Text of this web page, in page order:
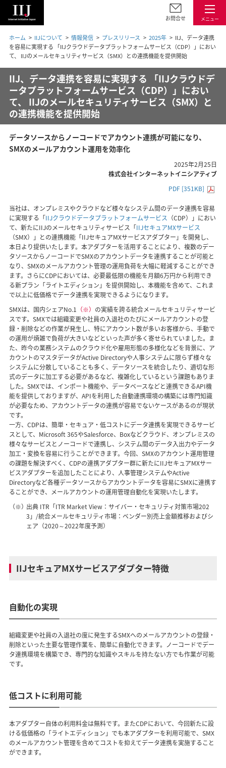
メニュー
お問合せ
ホーム IIJについて 情報発信 プレスリリース 2025年
IIJ、データ連携
を容易に実現する 「IIJクラウドデータプラットフォームサービス（CDP）」におい
て、 IIJのメールセキュリティサービス（SMX）との連携機能を提供開始
IIJ、データ連携を容易に実現する 「IIJクラウドデ
ータプラットフォームサービス（CDP）」におい
て、 IIJのメールセキュリティサービス（SMX）と
の連携機能を提供開始
データソースからノーコードでアカウント連携が可能になり、
SMXのメールアカウント運用を効率化
2025年2月25日
株式会社インターネットイニシアティブ
PDF [351KB]
当社は、オンプレミスやクラウドなど様々なシステム間のデータ連携を容易
に実現する「IIJクラウドデータプラットフォームサービス （CDP）」におい
て、新たにIIJのメールセキュリティサービス「IIJセキュアMXサービス
（SMX）」との連携機能「IIJセキュアMXサービスアダプター」を開発し、
本日より提供いたします。本アダプターを活用することにより、複数のデー
タソースからノーコードでSMXのアカウントデータを連携することが可能と
なり、SMXのメールアカウント管理の運用負荷を大幅に軽減することができ
ます。さらにCDPにおいては、必要最低限の機能を月額6万円から利用でき
る新プラン「ライトエディション」を提供開始し、本機能を含めて、これま
で以上に低価格でデータ連携を実現できるようになります。
SMXは、国内シェアNo.1 （※） の実績を誇る統合メールセキュリティサービ
スです。SMXでは組織変更や社員の入退社のたびにメールアカウントの登
録・削除などの作業が発生し、特にアカウント数が多いお客様から、手動で
の運用が煩雑で負荷が大きいなどといった声が多く寄せられていました。ま
た、昨今の業務システムのクラウド化や雇用形態の多様化などを背景に、ア
カウントのマスタデータがActive Directoryや人事システムに限らず様々な
システムに分散していることも多く、データソースを統合したり、適切な形
式のデータに加工する必要があるなど、複雑化しているという課題もありま
した。SMXでは、インポート機能や、データベースなどと連携できるAPI機
能を提供しておりますが、APIを利用した自動連携環境の構築には専門知識
が必要なため、アカウントデータの連携が容易でないケースがあるのが現状
です。
一方、CDPは、簡単・セキュア・低コストにデータ連携を実現できるサービ
スとして、Microsoft 365やSalesforce、Boxなどクラウド、オンプレミスの
様々なサービスとノーコードで連携し、システム間のデータ入出力やデータ
加工・変換を容易に行うことができます。今回、SMXのアカウント運用管理
の課題を解決すべく、CDPの連携アダプター群に新たにIIJセキュアMXサー
ビスアダプターを追加したことにより、人事管理システムやActive
Directoryなど各種データソースからアカウントデータを容易にSMXに連携す
ることができ、メールアカウントの運用管理自動化を実現いたします。
（※）出典 ITR「ITR Market View：サイバー・セキュリティ対策市場202
3」/統合メールセキュリティ市場：ベンダー別売上金額推移およびシ
ェア（2020～2022年度予測）
IIJセキュアMXサービスアダプター特徴
自動化の実現
組織変更や社員の入退社の度に発生するSMXへのメールアカウントの登録・
削除といった主要な管理作業を、簡単に自動化できます。ノーコードでデー
タ連携環境を構築でき、専門的な知識やスキルを持たない方でも作業が可能
です。
低コストに利用可能
本アダプター自体の利用料金は無料です。またCDPにおいて、今回新たに設
ける低価格の「ライトエディション」でも本アダプターを利用可能で、SMX
のメールアカウント管理を含めてコストを抑えてデータ連携を実施すること
ができます。